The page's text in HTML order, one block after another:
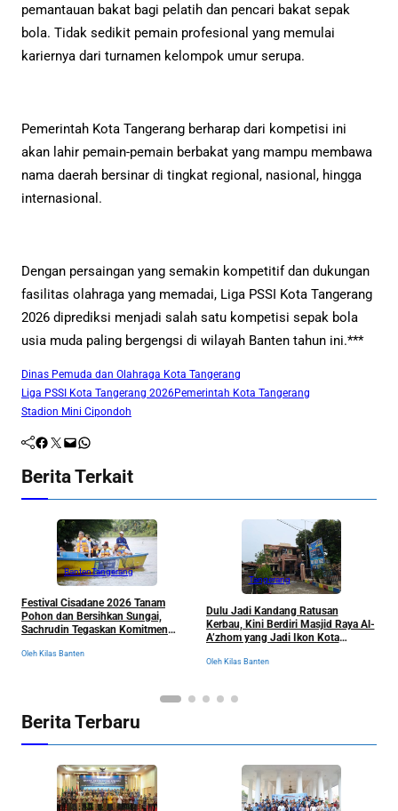
pemantauan bakat bagi pelatih dan pencari bakat sepak
bola. Tidak sedikit pemain profesional yang memulai
kariernya dari turnamen kelompok umur serupa.
Pemerintah Kota Tangerang berharap dari kompetisi ini
akan lahir pemain-pemain berbakat yang mampu membawa
nama daerah bersinar di tingkat regional, nasional, hingga
internasional.
Dengan persaingan yang semakin kompetitif dan dukungan
fasilitas olahraga yang memadai, Liga PSSI Kota Tangerang
2026 diprediksi menjadi salah satu kompetisi sepak bola
usia muda paling bergengsi di wilayah Banten tahun ini.***
Dinas Pemuda dan Olahraga Kota Tangerang
Liga PSSI Kota Tangerang 2026Pemerintah Kota Tangerang
Stadion Mini Cipondoh
Facebook Twitter Mail WhatsApp
Berita Terkait
BantenTangerang
Festival Cisadane 2026 Tanam
Pohon dan Bersihkan Sungai,
Sachrudin Tegaskan Komitmen
Oleh Kilas Banten
Tangerang
Dulu Jadi Kandang Ratusan
Kerbau, Kini Berdiri Masjid Raya Al-
A’zhom yang Jadi Ikon Kota
Oleh Kilas Banten
Berita Terbaru